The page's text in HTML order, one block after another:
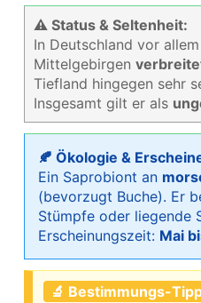
⚠ Status & Seltenheit:
In Deutschland vor
Mittelgebirgen
Tiefland hingegen sehr
Insgesamt gilt er als
🍂 Ökologie &
Ein Saprobiont an
(bevorzugt Buche). Er
Stümpfe oder liegende
Erscheinungszeit: Mai
🔬 Bestimmungs-